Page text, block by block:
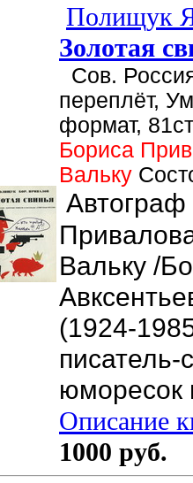
Полищук
Золотая
Сов.
переплёт,
формат,
Бориса
Вальку
Вальку /
(1924-
писатель-
юморесок
Описание
1000 руб.